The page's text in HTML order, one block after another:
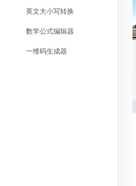
英文大小写转换
数学公式编辑器
一维码生成器